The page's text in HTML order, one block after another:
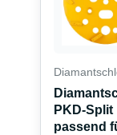
PKD-Split
passend